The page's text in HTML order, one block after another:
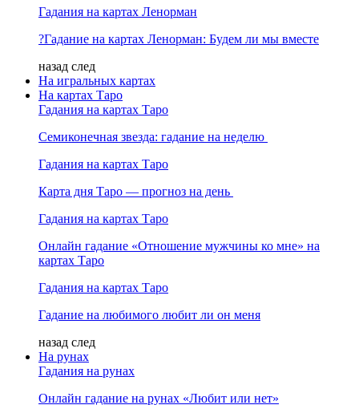
Гадания на картах Ленорман
?Гадание на картах Ленорман: Будем ли мы вместе
назад след
На игральных картах
На картах Таро
Гадания на картах Таро
Семиконечная звезда: гадание на неделю
Гадания на картах Таро
Карта дня Таро — прогноз на день
Гадания на картах Таро
Онлайн гадание «Отношение мужчины ко мне» на
картах Таро
Гадания на картах Таро
Гадание на любимого любит ли он меня
назад след
На рунах
Гадания на рунах
Онлайн гадание на рунах «Любит или нет»